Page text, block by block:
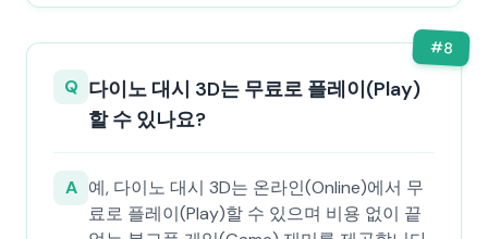
#8
Q 다이노 대시 3D는 무료로 플레이(Play)
할 수 있나요?
A 예, 다이노 대시 3D는 온라인(Online)에서 무
료로 플레이(Play)할 수 있으며 비용 없이 끝